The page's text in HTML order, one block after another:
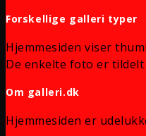
Forskellige galleri typer
Hjemmesiden viser
De enkelte foto er
Om galleri.dk
Hjemmesiden er